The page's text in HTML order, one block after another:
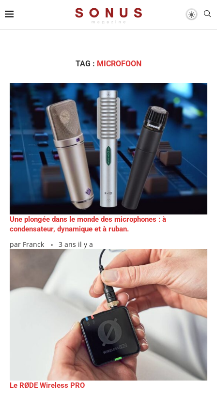
TAG : MICROFOON
Une plongée dans le monde des microphones : à
condensateur, dynamique et à ruban.
par Franck 3 ans il y a
Le RØDE Wireless PRO